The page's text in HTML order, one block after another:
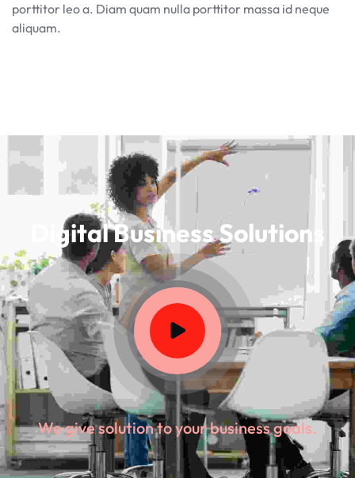
porttitor leo a. Diam quam nulla porttitor massa id neque
aliquam.
Digital Business Solutions
We give solution to your business goals.